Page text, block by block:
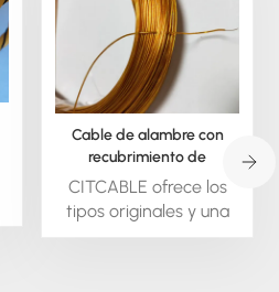
Cable de alambre con
recubrimiento de
poliimida
CITCABLE ofrece los
tipos originales y una
amplia gama de